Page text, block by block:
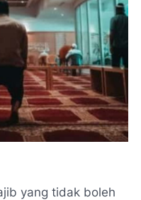
yang tidak boleh